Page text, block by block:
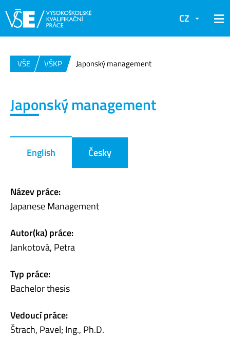
CZ
VŠE VŠKP Japonský management
Japonský management
English Česky
Název práce:
Japanese Management
Autor(ka) práce:
Jankotová, Petra
Typ práce:
Bachelor thesis
Vedoucí práce:
Štrach, Pavel; Ing., Ph.D.